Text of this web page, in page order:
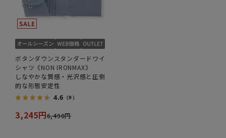
ボタンダウンスタンダードワイ
シャツ《NON IRONMAX》
しなやかな質感・光沢感と圧倒
的な形態安定性
4.6 （9）
3,245円6,490円